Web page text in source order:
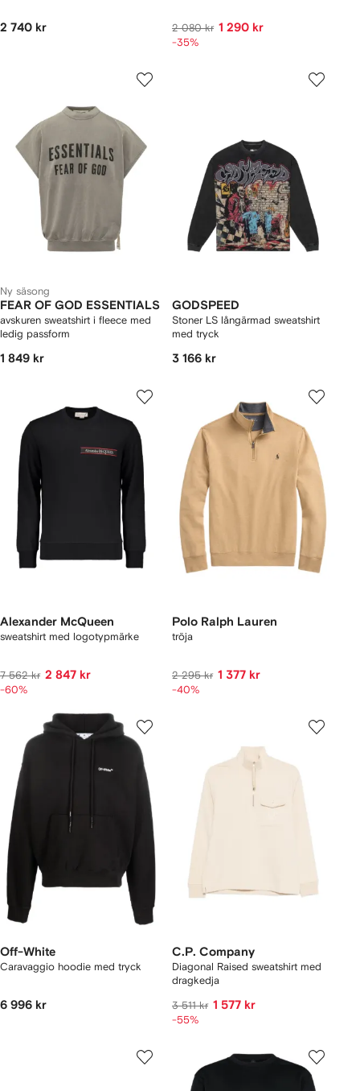
2 740 kr 2 080 kr 1 290 kr
-35%
Ny säsong
FEAR OF GOD ESSENTIALS
avskuren sweatshirt i fleece med
ledig passform
1 849 kr
GODSPEED
Stoner LS långärmad sweatshirt
med tryck
3 166 kr
Alexander McQueen
sweatshirt med logotypmärke
7 562 kr 2 847 kr
-60%
Polo Ralph Lauren
tröja
2 295 kr 1 377 kr
-40%
Off-White
Caravaggio hoodie med tryck
6 996 kr
C.P. Company
Diagonal Raised sweatshirt med
dragkedja
3 511 kr 1 577 kr
-55%